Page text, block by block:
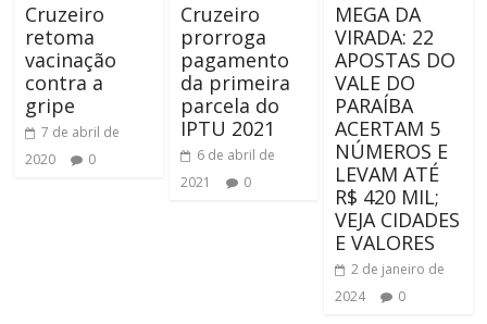
Cruzeiro
retoma
vacinação
contra a
gripe
7 de abril de
2020
0
Cruzeiro
prorroga
pagamento
da primeira
parcela do
IPTU 2021
6 de abril de
2021
0
MEGA DA
VIRADA: 22
APOSTAS DO
VALE DO
PARAÍBA
ACERTAM 5
NÚMEROS E
LEVAM ATÉ
R$ 420 MIL;
VEJA CIDADES
E VALORES
2 de janeiro de
2024
0